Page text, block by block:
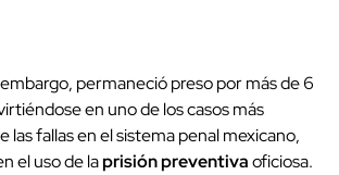
permaneció preso por más de 6
en uno de los casos más
las fallas en el sistema penal mexicano,
el uso de laprisión preventivaoficiosa.